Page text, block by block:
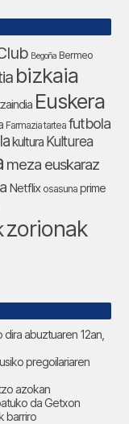
Begoña Bermeo
bizkaia
Euskera
Farmazia tartea futbola
kultura Kulturea
meza euskaraz
Netflix osasuna prime
zorionak
abuztuaren 12an,
pregoilariaren
azokan
da Getxon
barriro